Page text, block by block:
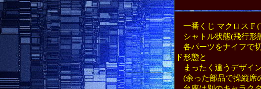
一番くじ マクロス F (
シャトル状態(飛行形
各パーツをナイフで
ド形態と
まったく違うデザイ
(余った部品で操縦席